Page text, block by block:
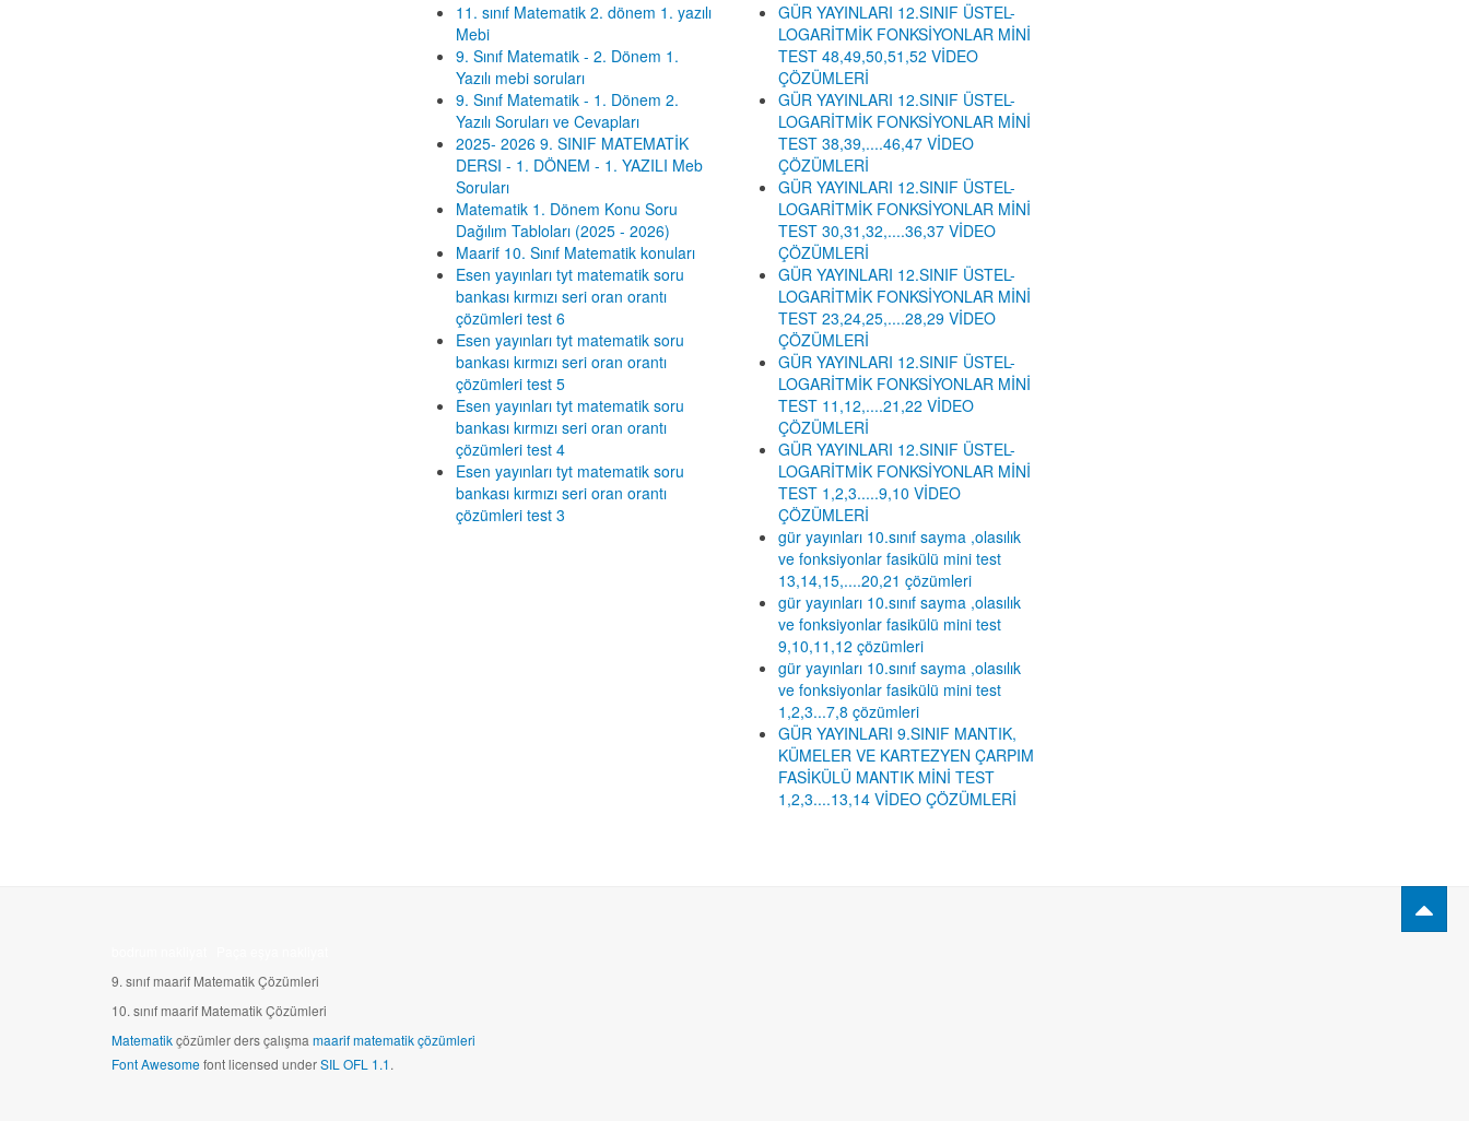
11. sınıf Matematik 2. dönem 1. yazılı
Mebi
9. Sınıf Matematik - 2. Dönem 1.
Yazılı mebi soruları
9. Sınıf Matematik - 1. Dönem 2.
Yazılı Soruları ve Cevapları
2025- 2026 9. SINIF MATEMATİK
DERSI - 1. DÖNEM - 1. YAZILI Meb
Soruları
Matematik 1. Dönem Konu Soru
Dağılım Tabloları (2025 - 2026)
Maarif 10. Sınıf Matematik konuları
Esen yayınları tyt matematik soru
bankası kırmızı seri oran orantı
çözümleri test 6
Esen yayınları tyt matematik soru
bankası kırmızı seri oran orantı
çözümleri test 5
Esen yayınları tyt matematik soru
bankası kırmızı seri oran orantı
çözümleri test 4
Esen yayınları tyt matematik soru
bankası kırmızı seri oran orantı
çözümleri test 3
GÜR YAYINLARI 12.SINIF ÜSTEL-
LOGARİTMİK FONKSİYONLAR MİNİ
TEST 48,49,50,51,52 VİDEO
ÇÖZÜMLERİ
GÜR YAYINLARI 12.SINIF ÜSTEL-
LOGARİTMİK FONKSİYONLAR MİNİ
TEST 38,39,....46,47 VİDEO
ÇÖZÜMLERİ
GÜR YAYINLARI 12.SINIF ÜSTEL-
LOGARİTMİK FONKSİYONLAR MİNİ
TEST 30,31,32,....36,37 VİDEO
ÇÖZÜMLERİ
GÜR YAYINLARI 12.SINIF ÜSTEL-
LOGARİTMİK FONKSİYONLAR MİNİ
TEST 23,24,25,....28,29 VİDEO
ÇÖZÜMLERİ
GÜR YAYINLARI 12.SINIF ÜSTEL-
LOGARİTMİK FONKSİYONLAR MİNİ
TEST 11,12,....21,22 VİDEO
ÇÖZÜMLERİ
GÜR YAYINLARI 12.SINIF ÜSTEL-
LOGARİTMİK FONKSİYONLAR MİNİ
TEST 1,2,3.....9,10 VİDEO
ÇÖZÜMLERİ
gür yayınları 10.sınıf sayma ,olasılık
ve fonksiyonlar fasikülü mini test
13,14,15,....20,21 çözümleri
gür yayınları 10.sınıf sayma ,olasılık
ve fonksiyonlar fasikülü mini test
9,10,11,12 çözümleri
gür yayınları 10.sınıf sayma ,olasılık
ve fonksiyonlar fasikülü mini test
1,2,3...7,8 çözümleri
GÜR YAYINLARI 9.SINIF MANTIK,
KÜMELER VE KARTEZYEN ÇARPIM
FASİKÜLÜ MANTIK MİNİ TEST
1,2,3....13,14 VİDEO ÇÖZÜMLERİ
9. sınıf maarif Matematik Çözümleri
10. sınıf maarif Matematik Çözümleri
Matematikçözümler ders çalışma maarif matematik çözümleri
Font Awesomefont licensed underSIL OFL 1.1.